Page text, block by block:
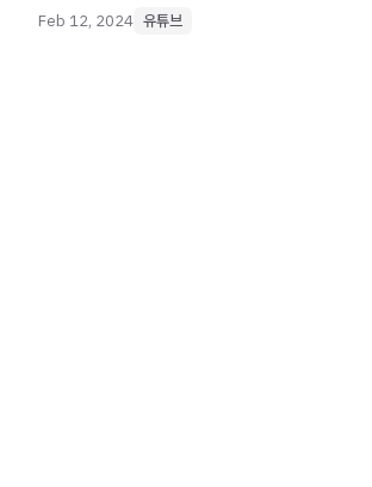
Feb 12, 2024 유튜브